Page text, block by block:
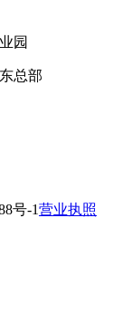
园
总部
号-1营业执照